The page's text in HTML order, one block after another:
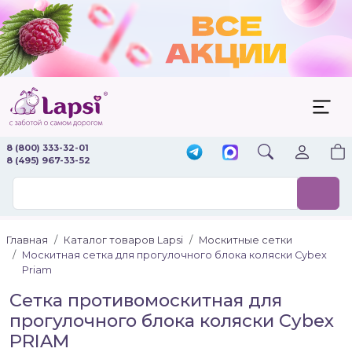
8 (800) 333-32-01
8 (495) 967-33-52
Главная Каталог товаров Lapsi
Москитные сетки
Москитная сетка для прогулочного блока коляски Cybex
Priam
Сетка противомоскитная для
прогулочного блока коляски Cybex
PRIAM